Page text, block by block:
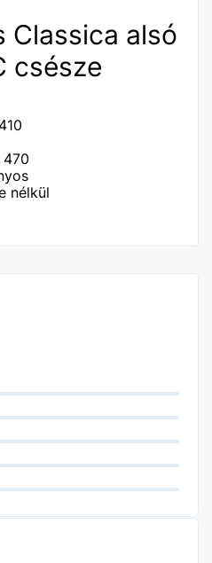
Classica alsó
csésze
470
nélkül